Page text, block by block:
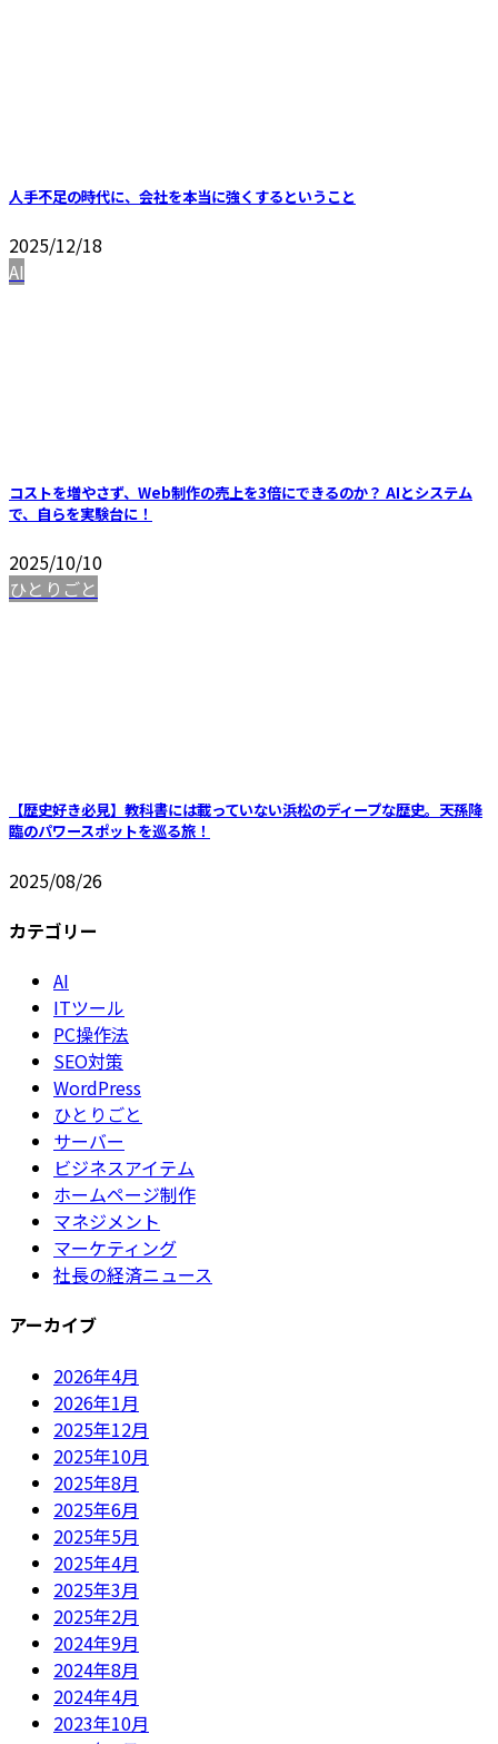
人手不足の時代に、会社を本当に強くするということ
2025/12/18
AI
コストを増やさず、Web制作の売上を3倍にできるのか？ AIとシステム
で、自らを実験台に！
2025/10/10
ひとりごと
【歴史好き必見】教科書には載っていない浜松のディープな歴史。天孫降
臨のパワースポットを巡る旅！
2025/08/26
カテゴリー
AI
ITツール
PC操作法
SEO対策
WordPress
ひとりごと
サーバー
ビジネスアイテム
ホームページ制作
マネジメント
マーケティング
社長の経済ニュース
アーカイブ
2026年4月
2026年1月
2025年12月
2025年10月
2025年8月
2025年6月
2025年5月
2025年4月
2025年3月
2025年2月
2024年9月
2024年8月
2024年4月
2023年10月